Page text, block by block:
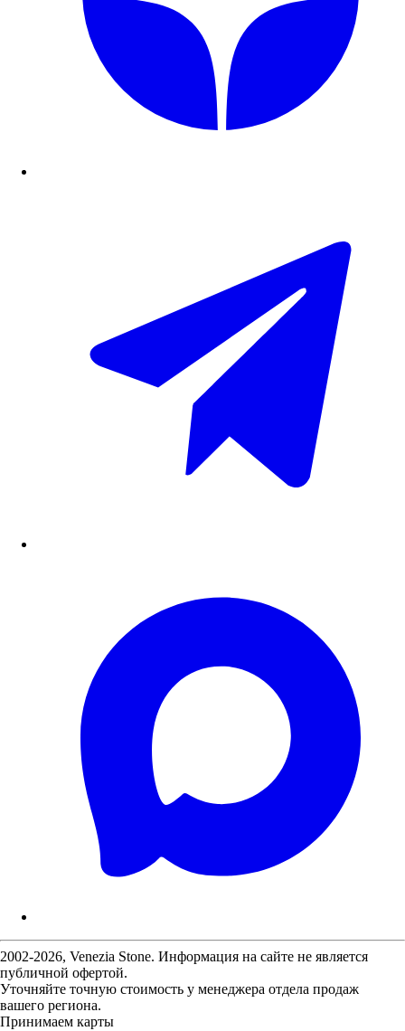
2002-2026, Venezia Stone. Информация на сайте не является
публичной офертой.
Уточняйте точную стоимость у менеджера отдела продаж
вашего региона.
Принимаем карты